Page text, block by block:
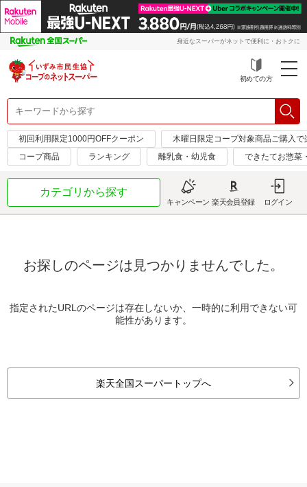
身近なスーパーがネットで便利に・おトクに
初めての方
初回利用限定1000円OFFクーポン
木曜日限定コープ対象商品ご購入
コープ商品
ランキング 離乳食・幼児食 できたてお惣菜
カテゴリから探す
キャンペーン 楽天会員登録 ログイン
お探しのページは見つかりませんでした。
指定されたURLのページは存在しないか、一時的に利用できない可
能性があります。
楽天全国スーパートップへ